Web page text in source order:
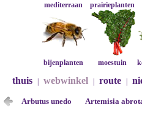
mediterraan prairieplanten
bijenplanten moestuin
thuis webwinkel route
Arbutus unedo Artemisia